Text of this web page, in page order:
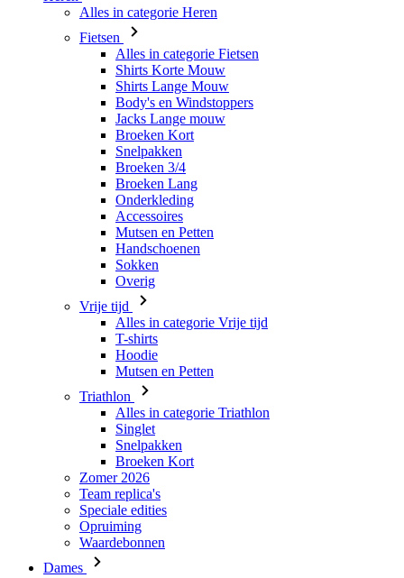
Shirts Lange Mouw
Body's en Windstoppers
Jacks Lange mouw
Broeken Kort
Snelpakken
Broeken 3/4
Broeken Lang
Onderkleding
Accessoires
Mutsen en Petten
Handschoenen
Sokken
Overig
Vrije tijd
Alles in categorie Vrije tijd
T-shirts
Hoodie
Mutsen en Petten
Triathlon
Alles in categorie Triathlon
Singlet
Snelpakken
Broeken Kort
Zomer 2026
Team replica's
Speciale edities
Opruiming
Waardebonnen
Dames
Alles in categorie Dames
Fietsen
Alles in categorie Fietsen